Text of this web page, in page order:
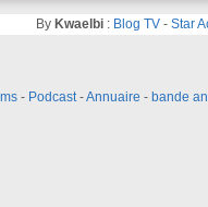
By Kwaelbi : Blog TV - Star
- Podcast-Annuaire - bande